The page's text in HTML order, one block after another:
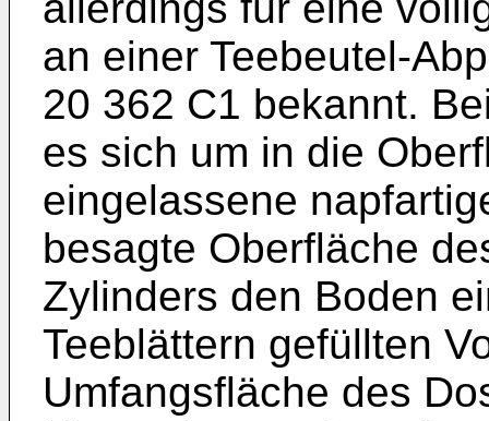
an einer Teebeutel-
20 362 C1 bekannt.
es sich um in die
eingelassene
besagte Oberfläche
Zylinders den Boden
Teeblättern gefüllten
Umfangsfläche des